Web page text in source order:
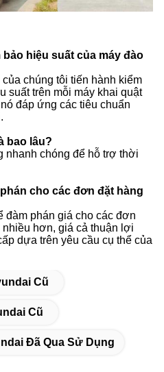
hiệu suất của máy đào
chúng tôi tiến hành kiểm
suất trên mỗi máy khai quật
đáp ứng các tiêu chuẩn
bao lâu?
nhanh chóng để hỗ trợ thời
cho các đơn đặt hàng
đàm phán giá cho các đơn
hơn, giá cả thuận lợi
dựa trên yêu cầu cụ thể của
Cũ
Cũ
Đã Qua Sử Dụng